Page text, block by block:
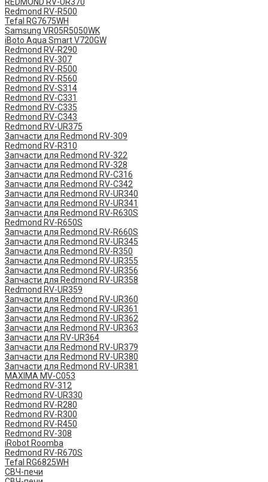
REDMOND RV-UR370
Redmond RV-R500
Tefal RG7675WH
Samsung VR05R5050WK
iBoto Aqua Smart V720GW
Redmond RV-R290
Redmond RV-307
Redmond RV-R500
Redmond RV-R560
Redmond RV-S314
Redmond RV-C331
Redmond RV-C335
Redmond RV-C343
Redmond RV-UR375
Запчасти для Redmond RV-309
Redmond RV-R310
Запчасти для Redmond RV-322
Запчасти для Redmond RV-328
Запчасти для Redmond RV-C316
Запчасти для Redmond RV-C342
Запчасти для Redmond RV-UR340
Запчасти для Redmond RV-UR341
Запчасти для Redmond RV-R630S
Redmond RV-R650S
Запчасти для Redmond RV-R660S
Запчасти для Redmond RV-UR345
Запчасти для Redmond RV-R350
Запчасти для Redmond RV-UR355
Запчасти для Redmond RV-UR356
Запчасти для Redmond RV-UR358
Redmond RV-UR359
Запчасти для Redmond RV-UR360
Запчасти для Redmond RV-UR361
Запчасти для Redmond RV-UR362
Запчасти для Redmond RV-UR363
Запчасти для RV-UR364
Запчасти для Redmond RV-UR379
Запчасти для Redmond RV-UR380
Запчасти для Redmond RV-UR381
MAXIMA MV-C053
Redmond RV-312
Redmond RV-UR330
Redmond RV-R280
Redmond RV-R300
Redmond RV-R450
Redmond RV-308
iRobot Roomba
Redmond RV-R670S
Tefal RG6825WH
СВЧ-печи